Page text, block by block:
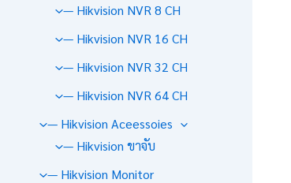
— Hikvision NVR 8 CH
— Hikvision NVR 16 CH
— Hikvision NVR 32 CH
— Hikvision NVR 64 CH
— Hikvision Aceessoies
— Hikvision ขาจับ
— Hikvision Monitor